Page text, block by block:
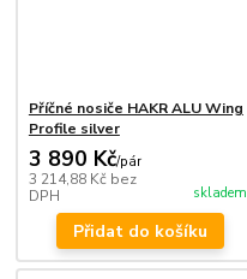
Příčné nosiče HAKR ALU Wing
Profile silver
3 890 Kč/pár
3 214,88 Kč bez
DPH
skladem
Přidat do košíku